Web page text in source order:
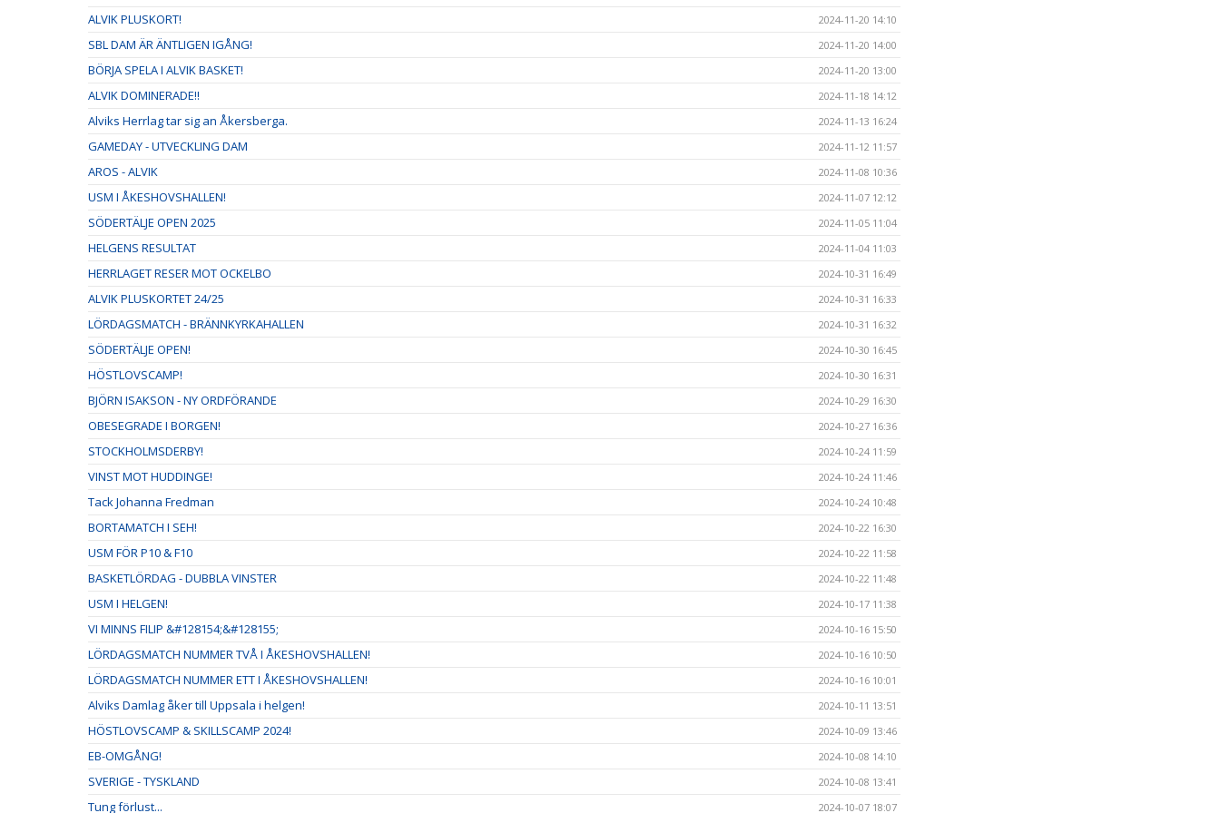
ALVIK PLUSKORT! 2024-11-20 14:10
SBL DAM ÄR ÄNTLIGEN IGÅNG! 2024-11-20 14:00
BÖRJA SPELA I ALVIK BASKET! 2024-11-20 13:00
ALVIK DOMINERADE!! 2024-11-18 14:12
Alviks Herrlag tar sig an Åkersberga. 2024-11-13 16:24
GAMEDAY - UTVECKLING DAM 2024-11-12 11:57
AROS - ALVIK 2024-11-08 10:36
USM I ÅKESHOVSHALLEN! 2024-11-07 12:12
SÖDERTÄLJE OPEN 2025 2024-11-05 11:04
HELGENS RESULTAT 2024-11-04 11:03
HERRLAGET RESER MOT OCKELBO 2024-10-31 16:49
ALVIK PLUSKORTET 24/25 2024-10-31 16:33
LÖRDAGSMATCH - BRÄNNKYRKAHALLEN 2024-10-31 16:32
SÖDERTÄLJE OPEN! 2024-10-30 16:45
HÖSTLOVSCAMP! 2024-10-30 16:31
BJÖRN ISAKSON - NY ORDFÖRANDE 2024-10-29 16:30
OBESEGRADE I BORGEN! 2024-10-27 16:36
STOCKHOLMSDERBY! 2024-10-24 11:59
VINST MOT HUDDINGE! 2024-10-24 11:46
Tack Johanna Fredman 2024-10-24 10:48
BORTAMATCH I SEH! 2024-10-22 16:30
USM FÖR P10 & F10 2024-10-22 11:58
BASKETLÖRDAG - DUBBLA VINSTER 2024-10-22 11:48
USM I HELGEN! 2024-10-17 11:38
VI MINNS FILIP &#128154;&#128155; 2024-10-16 15:50
LÖRDAGSMATCH NUMMER TVÅ I ÅKESHOVSHALLEN! 2024-10-16 10:50
LÖRDAGSMATCH NUMMER ETT I ÅKESHOVSHALLEN! 2024-10-16 10:01
Alviks Damlag åker till Uppsala i helgen! 2024-10-11 13:51
HÖSTLOVSCAMP & SKILLSCAMP 2024! 2024-10-09 13:46
EB-OMGÅNG! 2024-10-08 14:10
SVERIGE - TYSKLAND 2024-10-08 13:41
Tung förlust... 2024-10-07 18:07